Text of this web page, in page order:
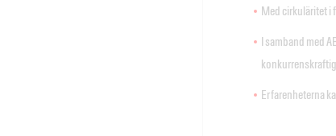
Med cirkuläritet i
I samband med
Erfarenheterna